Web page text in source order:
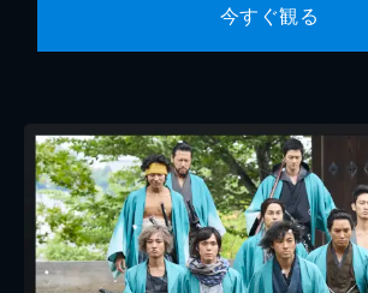
今すぐ観る